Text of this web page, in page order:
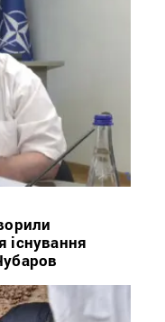
існування